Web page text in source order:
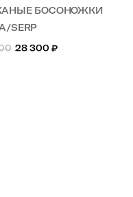
БОСОНОЖКИ
SERP
28 300 ₽